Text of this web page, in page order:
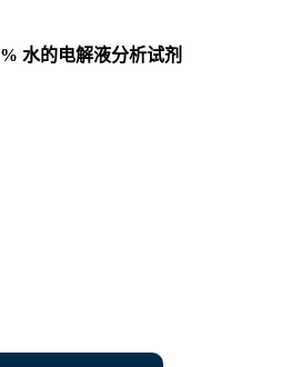
水的电解液分析试剂